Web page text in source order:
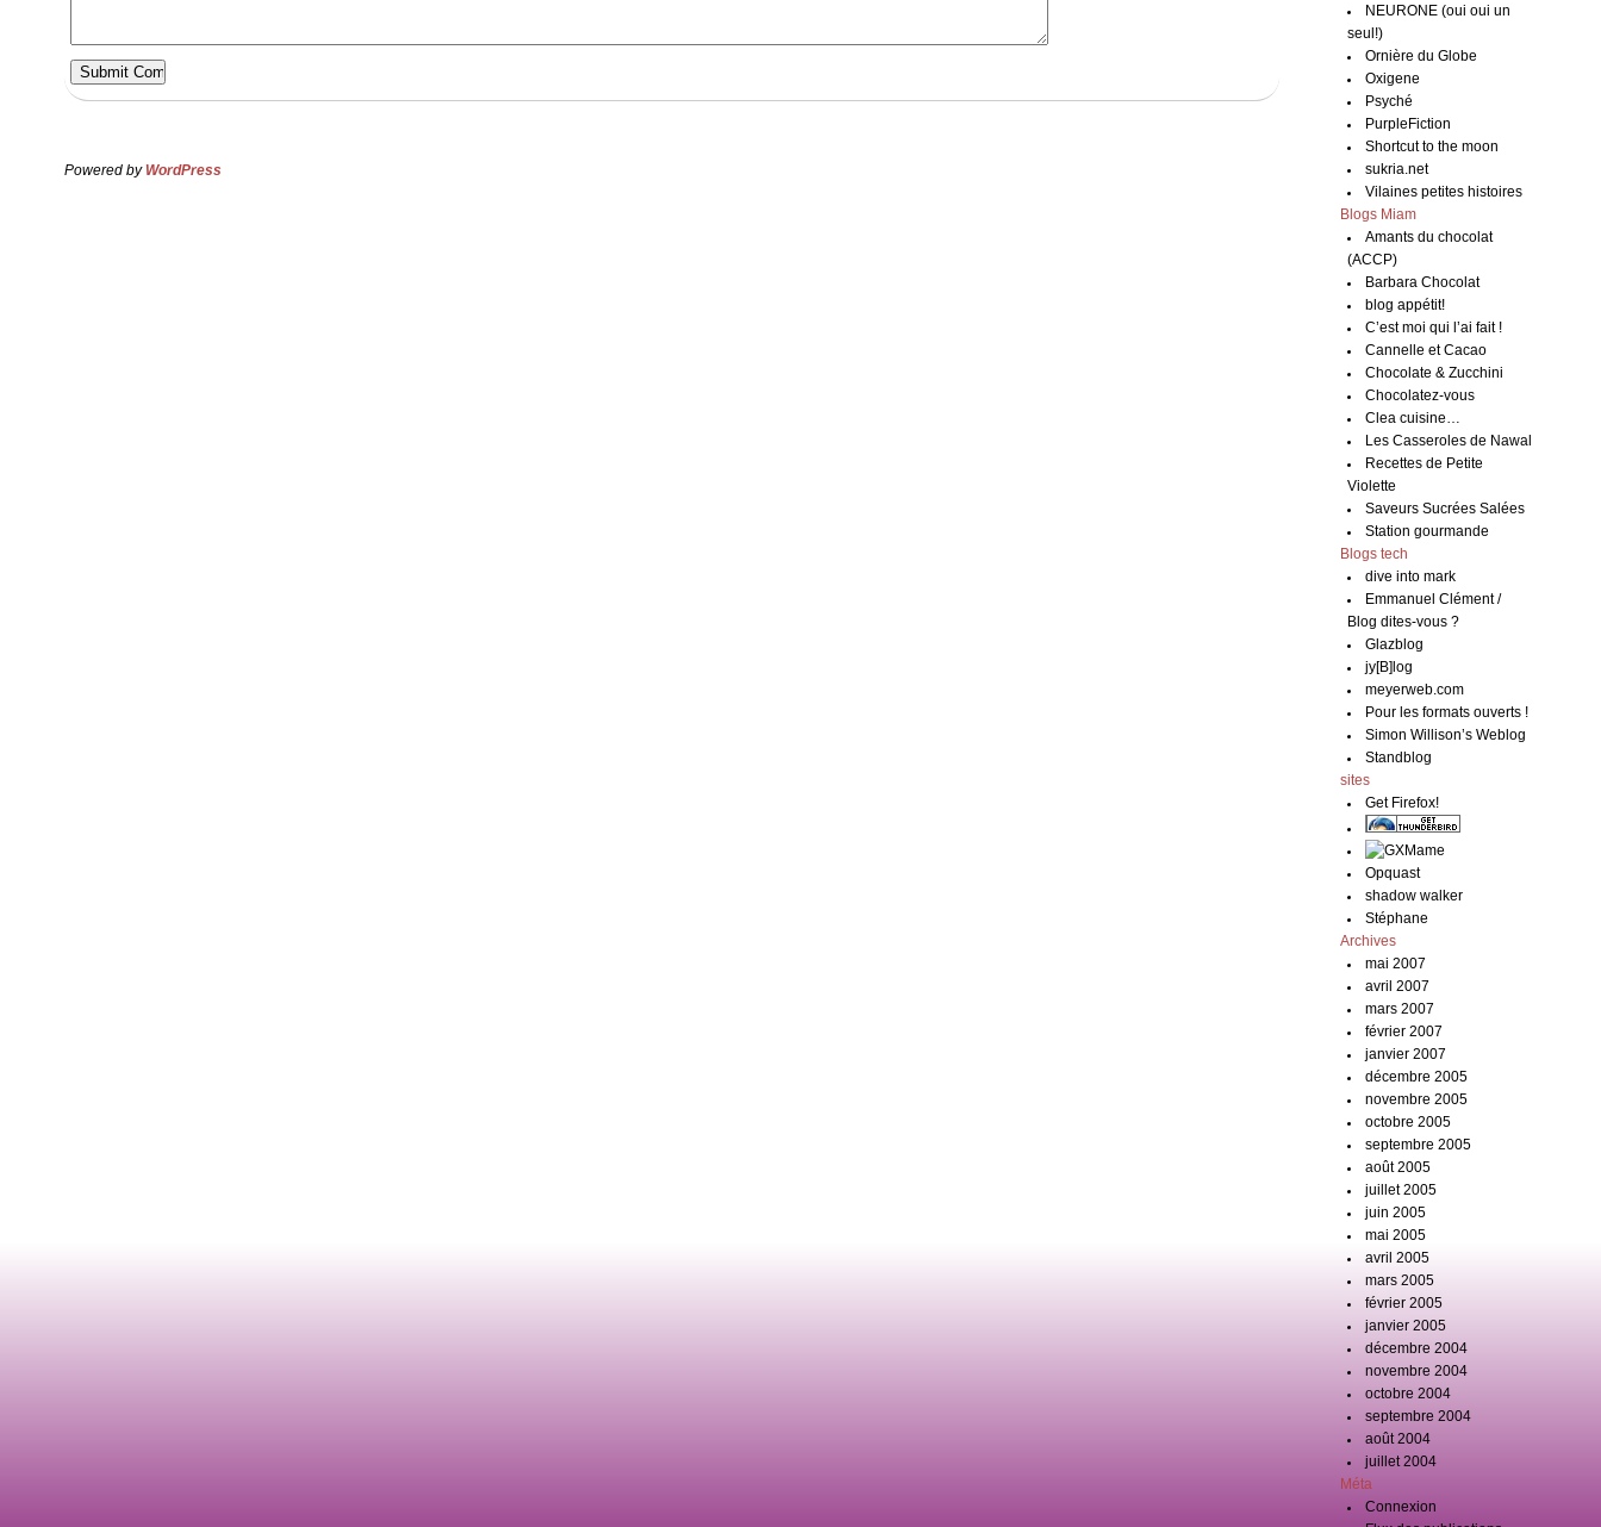
NEURONE (oui oui un
seul!)
Ornière du Globe
Oxigene
Psyché
PurpleFiction
Shortcut to the moon
sukria.net
Vilaines petites histoires
Blogs Miam
Amants du chocolat
(ACCP)
Barbara Chocolat
blog appétit!
C’est moi qui l’ai fait !
Cannelle et Cacao
Chocolate & Zucchini
Chocolatez-vous
Clea cuisine…
Les Casseroles de Nawal
Recettes de Petite
Violette
Saveurs Sucrées Salées
Station gourmande
Blogs tech
dive into mark
Emmanuel Clément /
Blog dites-vous ?
Glazblog
jy[B]log
meyerweb.com
Pour les formats ouverts !
Simon Willison’s Weblog
Standblog
sites
Get Firefox!
Opquast
shadow walker
Stéphane
Archives
mai 2007
avril 2007
mars 2007
février 2007
janvier 2007
décembre 2005
novembre 2005
octobre 2005
septembre 2005
août 2005
juillet 2005
juin 2005
mai 2005
avril 2005
mars 2005
février 2005
janvier 2005
décembre 2004
novembre 2004
octobre 2004
septembre 2004
août 2004
juillet 2004
Méta
Connexion
Powered by WordPress